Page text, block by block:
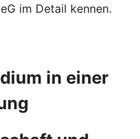
im Detail kennen.
in einer